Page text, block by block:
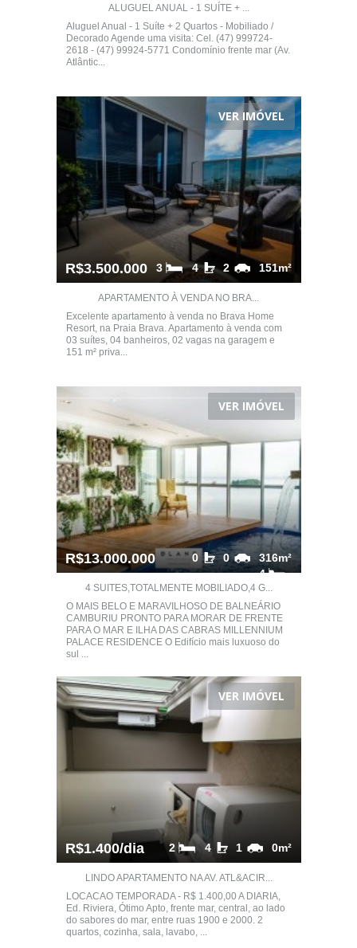
ALUGUEL ANUAL - 1 SUÍTE + ...
Aluguel Anual - 1 Suíte + 2 Quartos - Mobiliado /
Decorado Agende uma visita: Cel. (47) 999724-
2618 - (47) 99924-5771 Condomínio frente mar (Av.
Atlântic...
VER IMÓVEL
R$3.500.000 151m²
2
4
3
APARTAMENTO À VENDA NO BRA...
Excelente apartamento à venda no Brava Home
Resort, na Praia Brava. Apartamento à venda com
03 suítes, 04 banheiros, 02 vagas na garagem e
151 m² priva...
VER IMÓVEL
R$13.000.000 316m²
0
0
4
4 SUITES,TOTALMENTE MOBILIADO,4 G...
O MAIS BELO E MARAVILHOSO DE BALNEÁRIO
CAMBURIU PRONTO PARA MORAR DE FRENTE
PARA O MAR E ILHA DAS CABRAS MILLENNIUM
PALACE RESIDENCE O Edifício mais luxuoso do
sul ...
VER IMÓVEL
R$1.400/dia 0m²
1
4
2
LINDO APARTAMENTO NA AV. ATL&ACIR...
LOCACAO TEMPORADA - R$ 1.400,00 A DIARIA,
Ed. Riviera, Ótimo Apto, frente mar, central, ao lado
do sabores do mar, entre ruas 1900 e 2000. 2
quartos, cozinha, sala, lavabo, ...